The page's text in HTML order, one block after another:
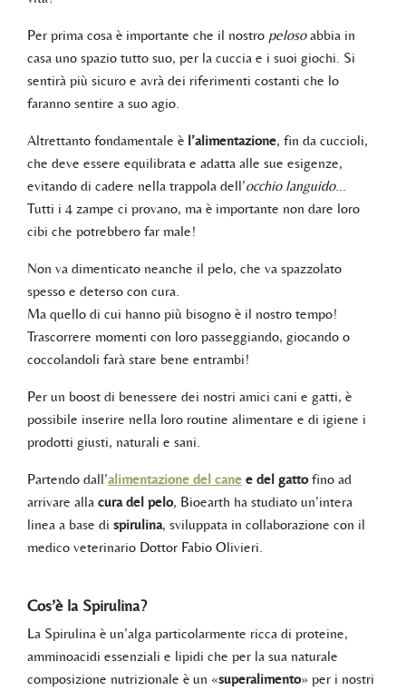
Per prima cosa è importante che il nostro pelosoabbia in
casa uno spazio tutto suo, per la cuccia e i suoi giochi. Si
sentirà più sicuro e avrà dei riferimenti costanti che lo
faranno sentire a suo agio.
Altrettanto fondamentale è l’alimentazione, fin da cuccioli,
che deve essere equilibrata e adatta alle sue esigenze,
evitando di cadere nella trappola dell’occhio languido…
Tutti i 4 zampe ci provano, ma è importante non dare loro
cibi che potrebbero far male!
Non va dimenticato neanche il pelo, che va spazzolato
spesso e deterso con cura.
Ma quello di cui hanno più bisogno è il nostro tempo!
Trascorrere momenti con loro passeggiando, giocando o
coccolandoli farà stare bene entrambi!
Per un boost di benessere dei nostri amici cani e gatti, è
possibile inserire nella loro routine alimentare e di igiene i
prodotti giusti, naturali e sani.
Partendo dall’alimentazione del cane e del gattofino ad
arrivare alla cura del pelo, Bioearth ha studiato un’intera
linea a base di spirulina, sviluppata in collaborazione con il
medico veterinario Dottor Fabio Olivieri.
Cos’è la Spirulina?
La Spirulina è un’alga particolarmente ricca di proteine,
amminoacidi essenziali e lipidi che per la sua naturale
composizione nutrizionale è un «superalimento» per i nostri